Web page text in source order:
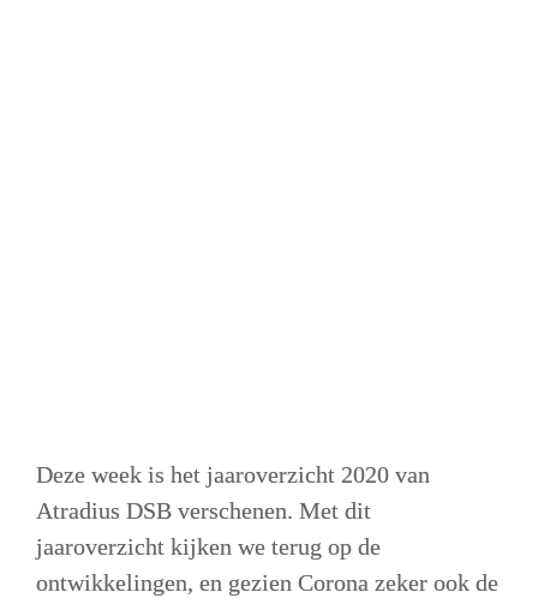
Deze week is het jaaroverzicht 2020 van
Atradius DSB verschenen. Met dit
jaaroverzicht kijken we terug op de
ontwikkelingen, en gezien Corona zeker ook de